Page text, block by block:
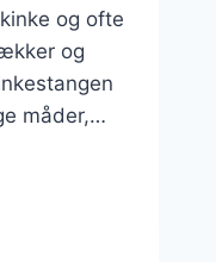
og ofte
og
måder,…